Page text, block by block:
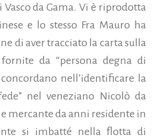
da Gama. Vi è riprodotta
e lo stesso Fra Mauro ha
di aver tracciato la carta sulla
da “persona degna di
nell’identificare la
nel veneziano Nicolò da
mercante da anni residente in
si imbatté nella flotta di